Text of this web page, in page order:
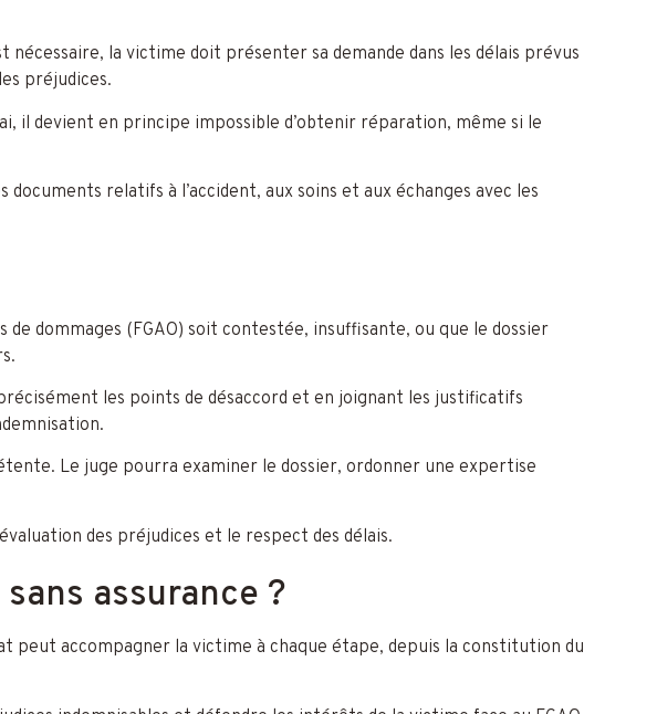
nécessaire, la victime doit présenter sa demande dans les délais prévus
préjudices.
il devient en principe impossible d’obtenir réparation, même si le
relatifs à l’accident, aux soins et aux échanges avec les
dommages (FGAO) soit contestée, insuffisante, ou que le dossier
les points de désaccord et en joignant les justificatifs
Le juge pourra examiner le dossier, ordonner une expertise
des préjudices et le respect des délais.
assurance ?
peut accompagner la victime à chaque étape, depuis la constitution du